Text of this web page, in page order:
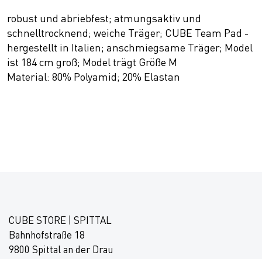
robust und abriebfest; atmungsaktiv und
schnelltrocknend; weiche Träger; CUBE Team Pad -
hergestellt in Italien; anschmiegsame Träger; Model
ist 184 cm groß; Model trägt Größe M
Material: 80% Polyamid; 20% Elastan
CUBE STORE | SPITTAL
Bahnhofstraße 18
9800 Spittal an der Drau